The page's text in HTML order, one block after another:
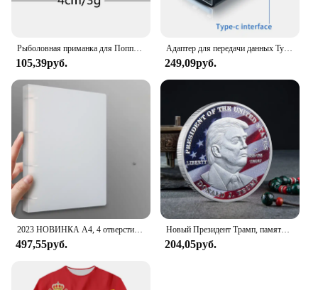
Рыболовная приманка для Поппера, 1 шт., 7 см, 12 г, жесткая искусственная приманка топвотер с 2 тройными крючками, для ловли карпа, Воблер для рыболовной наживки, кренкбейт
105,39руб.
Адаптер для передачи данных Type C - USB 3.1, черный
249,09руб.
2023 НОВИНКА A4, 4 отверстия, зажим D-типа, синяя папка из полипропилена, перфорированная прозрачная папка-переплет, папка А4
497,55руб.
Новый Президент Трамп, памятный значок Дональда Трампа монета, серебряное золото, тройная монета, Дональд J Трамп, «в Бог, которому мы доверяем», монеты
204,05руб.